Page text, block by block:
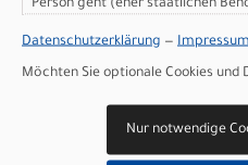
Di2 GLOSS
METALLIC /
OVER
Person geht (eher staatlichen
sind wie bei uns in der
Datenschutzerklärung —
Möchten Sie optionale Cookies
Nur notwendige